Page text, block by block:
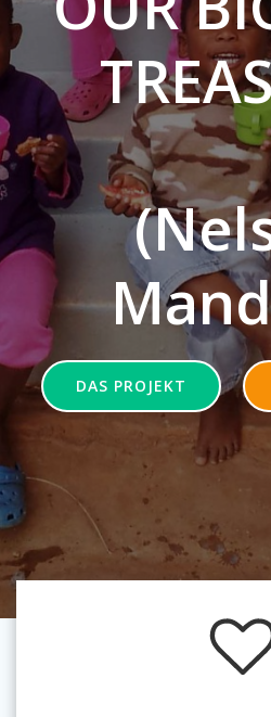
DAS PROJEKT